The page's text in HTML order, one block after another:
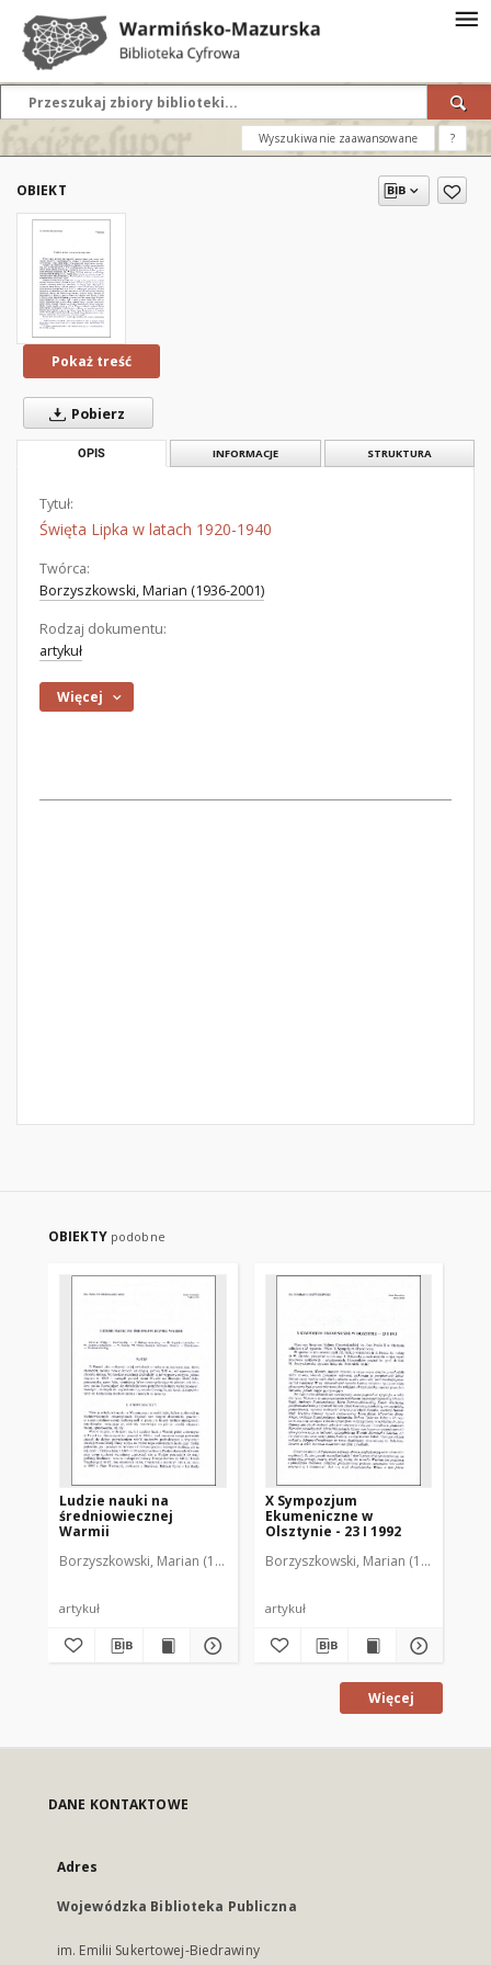
Wyszukiwanie zaawansowane ?
OBIEKT
Pokaż treść
Pobierz
OPIS INFORMACJE STRUKTURA
Tytuł:
Święta Lipka w latach 1920-1940
Twórca:
Borzyszkowski, Marian (1936-2001)
Rodzaj dokumentu:
artykuł
Więcej
OBIEKTY podobne
Ludzie nauki na
średniowiecznej
Warmii
Borzyszkowski, Marian (1936-2001)
artykuł
X Sympozjum
Ekumeniczne w
Olsztynie - 23 I 1992
Borzyszkowski, Marian (1936-2001)
artykuł
Więcej
DANE KONTAKTOWE
Adres
Wojewódzka Biblioteka Publiczna
im. Emilii Sukertowej-Biedrawiny